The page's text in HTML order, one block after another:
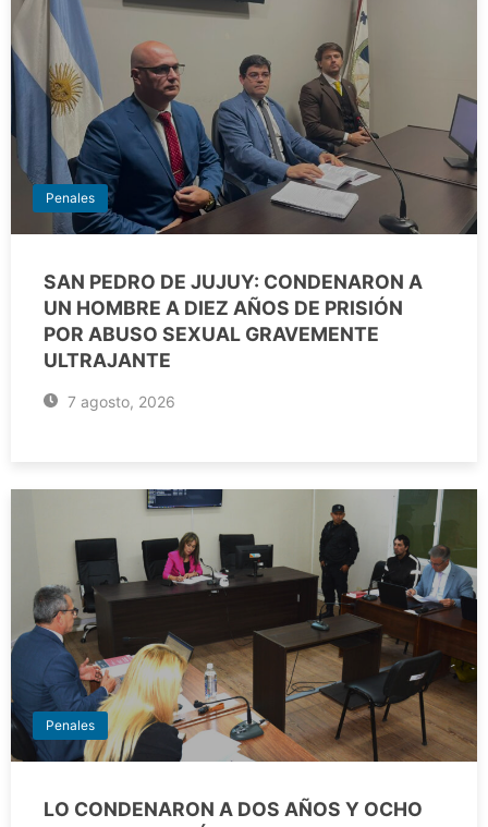
Penales
SAN PEDRO DE JUJUY: CONDENARON A
UN HOMBRE A DIEZ AÑOS DE PRISIÓN
POR ABUSO SEXUAL GRAVEMENTE
ULTRAJANTE
7 agosto, 2026
Penales
LO CONDENARON A DOS AÑOS Y OCHO